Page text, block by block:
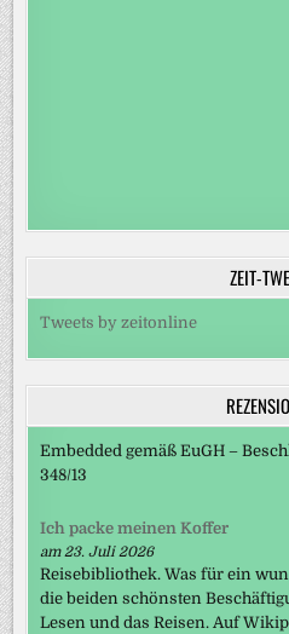
ZEIT-
Tweets by zeitonline
Embedded gemäß EuGH –
348/13
Ich packe meinen Koffer
am 23. Juli 2026
Reisebibliothek. Was für ein
die beiden schönsten
Lesen und das Reisen. Auf